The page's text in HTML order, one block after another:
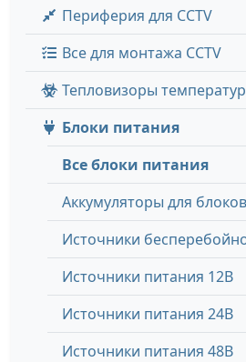
Периферия для CCTV
Все для монтажа CCTV
Тепловизоры
Блоки питания
Все блоки питания
Аккумуляторы для
Источники
Источники питания 12В
Источники питания 24В
Источники питания 48В